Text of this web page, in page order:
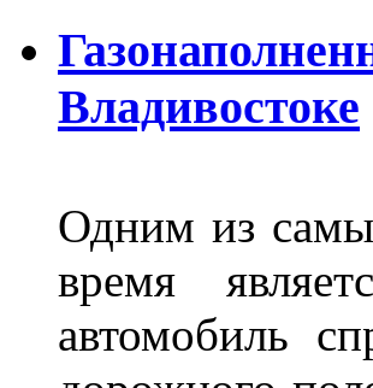
Владивостоке
Одним из
время
автомобиль